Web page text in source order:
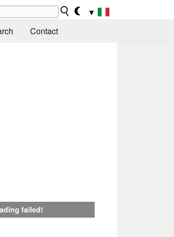
▼
Contact
failed!